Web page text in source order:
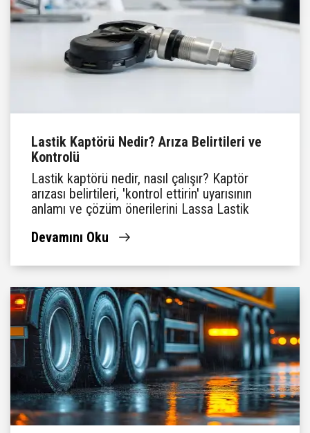
Lastik Kaptörü Nedir? Arıza Belirtileri ve
Kontrolü
Lastik kaptörü nedir, nasıl çalışır? Kaptör
arızası belirtileri, 'kontrol ettirin' uyarısının
anlamı ve çözüm önerilerini Lassa Lastik
Devamını Oku